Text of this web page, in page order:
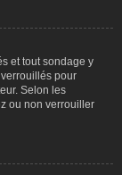
et tout sondage y
pour
Selon les
ou non verrouiller